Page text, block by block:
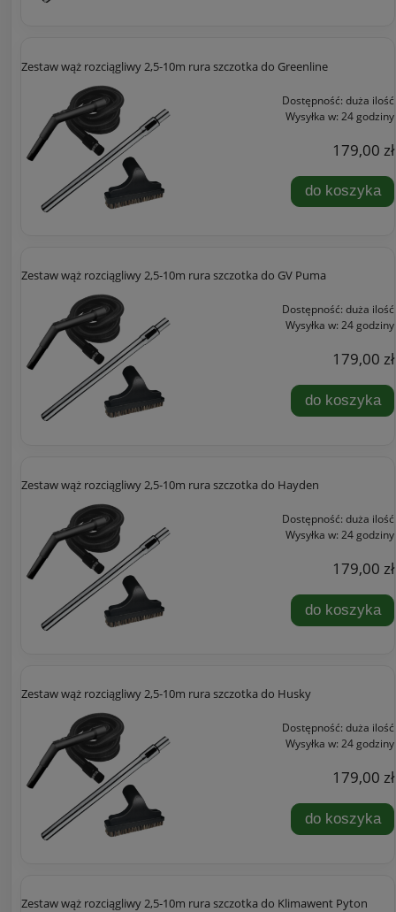
Zestaw wąż rozciągliwy 2,5-10m rura szczotka do Greenline
Dostępność: duża ilość
Wysyłka w: 24 godziny
179,00 zł
do koszyka
Zestaw wąż rozciągliwy 2,5-10m rura szczotka do GV Puma
Dostępność: duża ilość
Wysyłka w: 24 godziny
179,00 zł
do koszyka
Zestaw wąż rozciągliwy 2,5-10m rura szczotka do Hayden
Dostępność: duża ilość
Wysyłka w: 24 godziny
179,00 zł
do koszyka
Zestaw wąż rozciągliwy 2,5-10m rura szczotka do Husky
Dostępność: duża ilość
Wysyłka w: 24 godziny
179,00 zł
do koszyka
Zestaw wąż rozciągliwy 2,5-10m rura szczotka do Klimawent Pyton